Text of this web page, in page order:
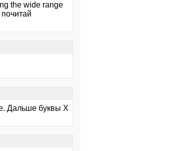
the wide range
Дальше буквы Х